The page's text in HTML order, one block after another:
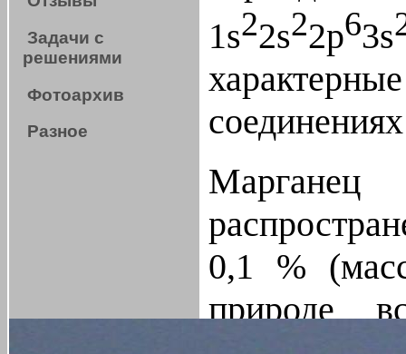
Задачи с
решениями
Фотоархив
Разное
1s22s22p63s
Марганец
0,1 %
природе